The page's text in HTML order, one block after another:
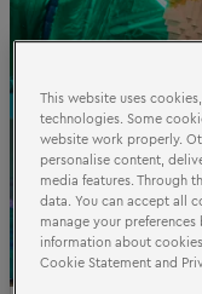
This website uses
technologies. Some
website work properly.
personalise content,
media features. Through
data. You can accept all
manage your
information about
Cookie Statement and